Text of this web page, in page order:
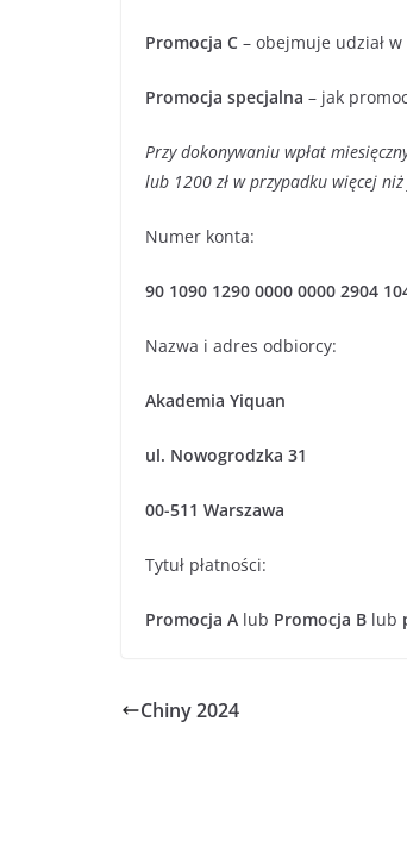
Promocja C – obejmuje udział
Promocja specjalna – jak
Przy dokonywaniu wpłat
lub 1200 zł w przypadku więcej
Numer konta:
90 1090 1290 0000 0000 2904
Nazwa i adres odbiorcy:
Akademia Yiquan
ul. Nowogrodzka 31
00-511 Warszawa
Tytuł płatności:
Promocja A lub Promocja B lub
Chiny 2024